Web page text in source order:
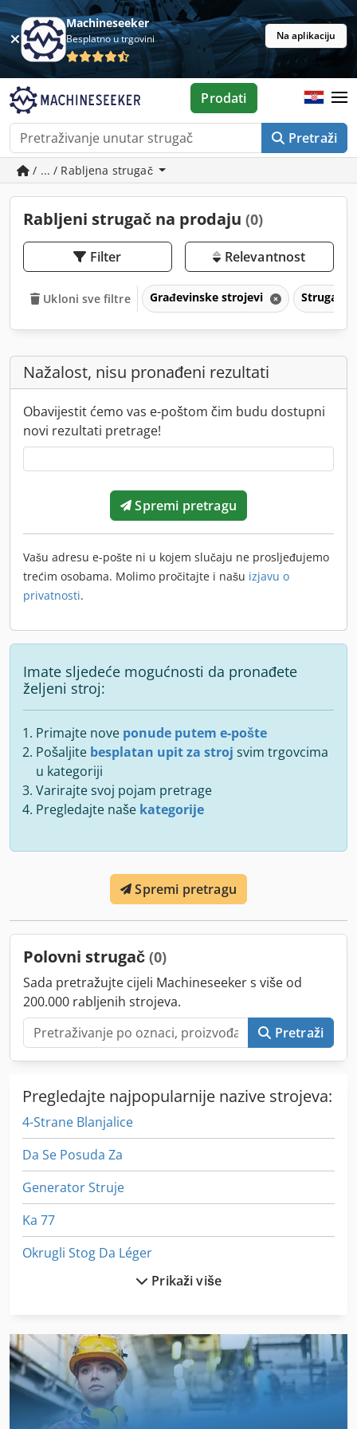
Machineseeker
Besplatno u trgovini Na aplikaciju
Pretraži
Prodati
/ ... / Rabljena strugač
Rabljeni strugač na prodaju (0)
Filter Relevantnost
Ukloni sve filtre Građevinske strojevi Strugač
Nažalost, nisu pronađeni rezultati
Obavijestit ćemo vas e-poštom čim budu dostupni
novi rezultati pretrage!
Spremi pretragu
Vašu adresu e-pošte ni u kojem slučaju ne prosljeđujemo
trećim osobama. Molimo pročitajte i našu izjavu o
privatnosti.
Imate sljedeće mogućnosti da pronađete
željeni stroj:
Primajte nove ponude putem e-pošte
Pošaljite besplatan upit za stroj svim trgovcima
u kategoriji
Varirajte svoj pojam pretrage
Pregledajte naše kategorije
Spremi pretragu
Polovni strugač (0)
Sada pretražujte cijeli Machineseeker s više od
200.000 rabljenih strojeva.
Pretraži
Pregledajte najpopularnije nazive strojeva:
4-Strane Blanjalice
Da Se Posuda Za
Generator Struje
Ka 77
Okrugli Stog Da Léger
On 08 Utovarivačem
Rad Na Stroju
St Ispis Sustavi
Stavostroj Vp 200
Prikaži više